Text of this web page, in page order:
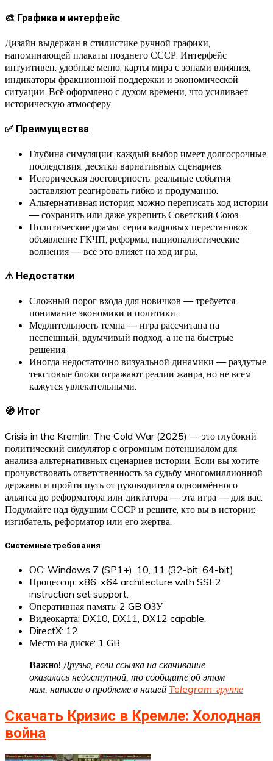
🎨 Графика и интерфейс
Дизайн выдержан в стилистике ручной графики,
напоминающей плакаты позднего СССР. Интерфейс
интуитивен: удобные меню, карты мира с зонами влияния,
индикаторы фракционной поддержки и экономической
ситуации. Всё оформлено с духом времени, что усиливает
историческую атмосферу.
✅ Преимущества
Глубина симуляции: каждый выбор имеет долгосрочные
последствия, десятки вариативных сценариев.
Историческая достоверность: реальные события
заставляют реагировать гибко и продуманно.
Альтернативная история: можно переписать ход истории
— сохранить или даже укрепить Советский Союз.
Политические драмы: серия кадровых перестановок,
объявление ГКЧП, реформы, националистические
волнения — всё это влияет на ход игры.
⚠ Недостатки
Сложный порог входа для новичков — требуется
понимание экономики и политики.
Медлительность темпа — игра рассчитана на
неспешный, вдумчивый подход, а не на быстрые
решения.
Иногда недостаточно визуальной динамики — раздутые
текстовые блоки отражают реалии жанра, но не всем
кажутся увлекательными.
🧭 Итог
Crisis in the Kremlin: The Cold War (2025) — это глубокий
политический симулятор с огромным потенциалом для
анализа альтернативных сценариев истории. Если вы хотите
прочувствовать ответственность за судьбу многомиллионной
державы и пройти путь от руководителя одноимённого
альянса до реформатора или диктатора — эта игра — для вас.
Подумайте над будущим СССР и решите, кто вы в истории:
изгибатель, реформатор или его жертва.
Системные требования
ОС: Windows 7 (SP1+), 10, 11 (32-bit, 64-bit)
Процессор: x86, x64 architecture with SSE2
instruction set support.
Оперативная память: 2 GB ОЗУ
Видеокарта: DX10, DX11, DX12 capable.
DirectX: 12
Место на диске: 1 GB
Важно!Друзья, если ссылка на скачивание
оказалась недоступной, то сообщите об этом
нам, написав о проблеме в нашей Telegram-группе
Скачать Кризис в Кремле: Холодная
война